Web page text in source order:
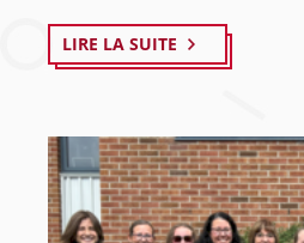
LIRE LA SUITE